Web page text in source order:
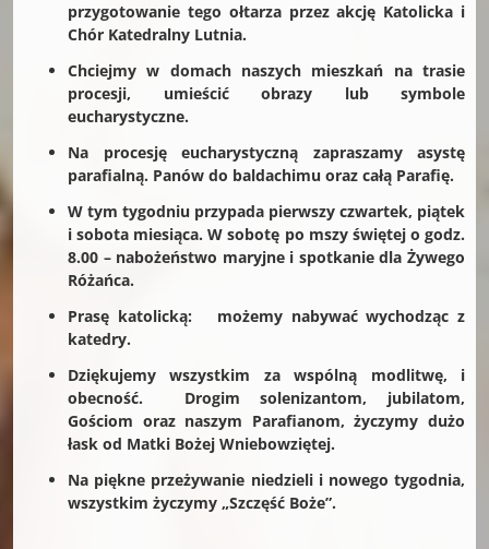
przygotowanie tego ołtarza przez akcję Katolicka i
Chór Katedralny Lutnia.
Chciejmy w domach naszych mieszkań na trasie
procesji, umieścić obrazy lub symbole
eucharystyczne.
Na procesję eucharystyczną zapraszamy asystę
parafialną. Panów do baldachimu oraz całą Parafię.
W tym tygodniu przypada pierwszy czwartek, piątek
i sobota miesiąca. W sobotę po mszy świętej o godz.
8.00 – nabożeństwo maryjne i spotkanie dla Żywego
Różańca.
Prasę katolicką: możemy nabywać wychodząc z
katedry.
Dziękujemy wszystkim za wspólną modlitwę, i
obecność. Drogim solenizantom, jubilatom,
Gościom oraz naszym Parafianom, życzymy dużo
łask od Matki Bożej Wniebowziętej.
Na piękne przeżywanie niedzieli i nowego tygodnia,
wszystkim życzymy „Szczęść Boże”.